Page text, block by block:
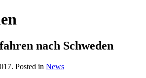
nach Schweden
. Posted in News